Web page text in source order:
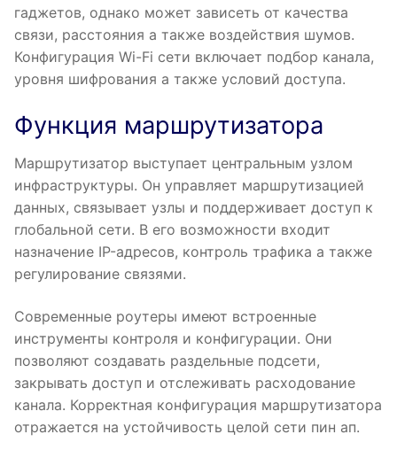
гаджетов, однако может зависеть от качества
связи, расстояния а также воздействия шумов.
Конфигурация Wi-Fi сети включает подбор канала,
уровня шифрования а также условий доступа.
Функция маршрутизатора
Маршрутизатор выступает центральным узлом
инфраструктуры. Он управляет маршрутизацией
данных, связывает узлы и поддерживает доступ к
глобальной сети. В его возможности входит
назначение IP-адресов, контроль трафика а также
регулирование связями.
Современные роутеры имеют встроенные
инструменты контроля и конфигурации. Они
позволяют создавать раздельные подсети,
закрывать доступ и отслеживать расходование
канала. Корректная конфигурация маршрутизатора
отражается на устойчивость целой сети пин ап.